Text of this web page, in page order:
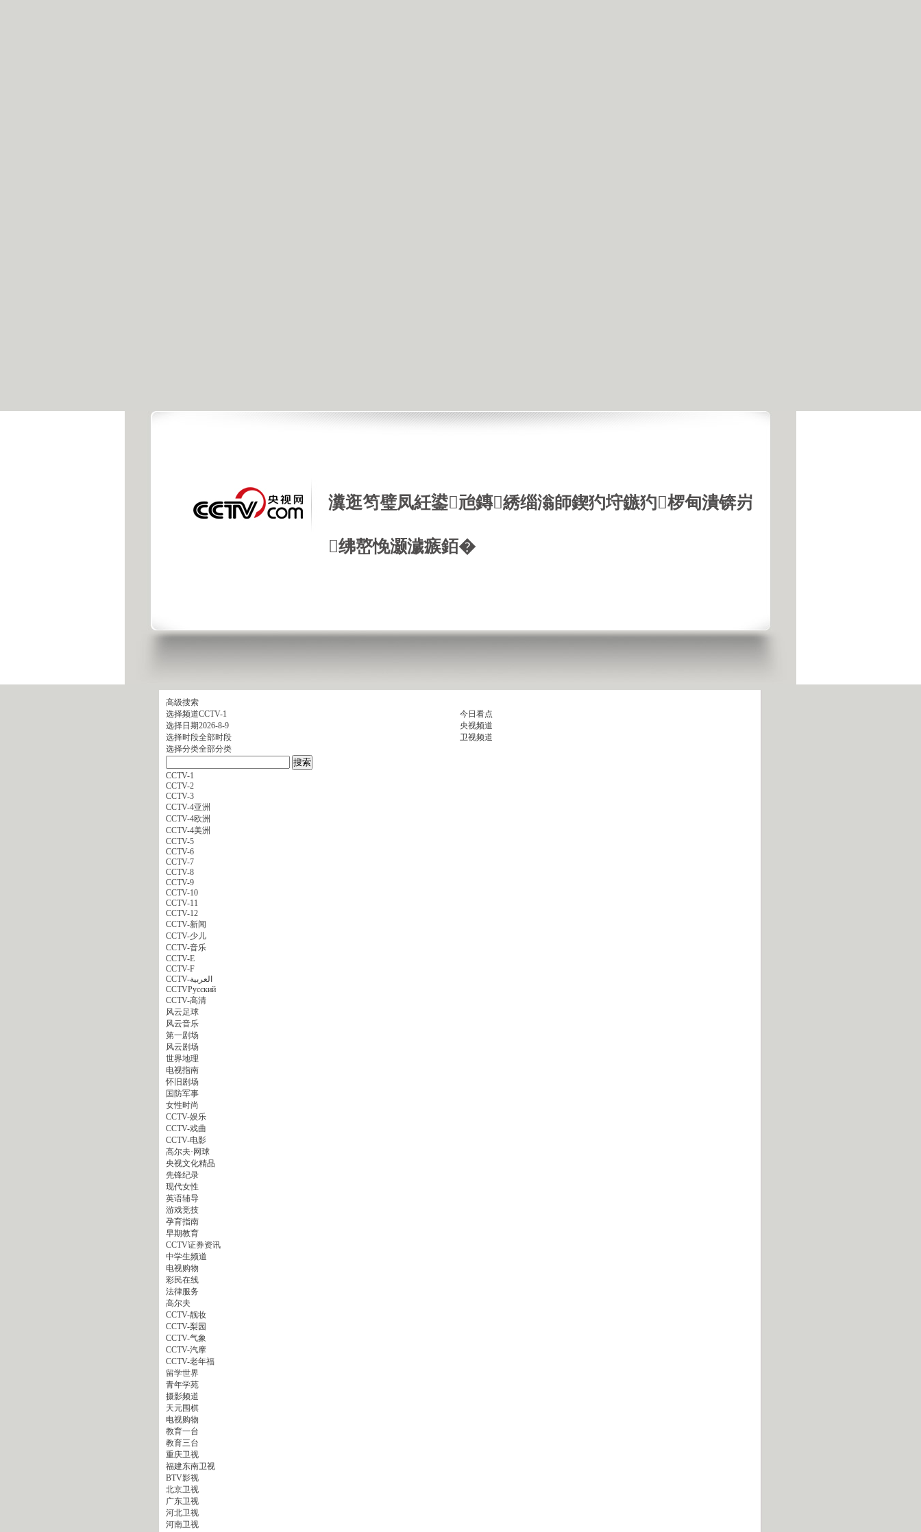
瀵逛笉璧凤紝鍙兘鏄綉缁滃師鍥犳垨鏃犳椤甸潰锛岃
绋嶅悗灏濊瘯銆�
高级搜索
选择频道CCTV-1
选择日期2026-8-9
选择时段全部时段
选择分类全部分类
CCTV-1
CCTV-2
CCTV-3
CCTV-4亚洲
CCTV-4欧洲
CCTV-4美洲
CCTV-5
CCTV-6
CCTV-7
CCTV-8
CCTV-9
CCTV-10
CCTV-11
CCTV-12
CCTV-新闻
CCTV-少儿
CCTV-音乐
CCTV-E
CCTV-F
CCTV-العربية
CCTVPусский
CCTV-高清
风云足球
风云音乐
第一剧场
风云剧场
世界地理
电视指南
怀旧剧场
国防军事
女性时尚
CCTV-娱乐
CCTV-戏曲
CCTV-电影
高尔夫·网球
央视文化精品
先锋纪录
现代女性
英语辅导
游戏竞技
孕育指南
早期教育
CCTV证券资讯
中学生频道
电视购物
彩民在线
法律服务
高尔夫
CCTV-靓妆
CCTV-梨园
CCTV-气象
CCTV-汽摩
CCTV-老年福
留学世界
青年学苑
摄影频道
天元围棋
电视购物
教育一台
教育三台
重庆卫视
福建东南卫视
BTV影视
北京卫视
广东卫视
河北卫视
河南卫视
今日看点
央视频道
卫视频道